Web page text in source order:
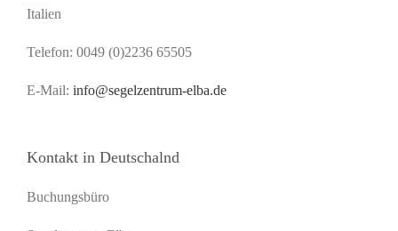
Italien
Telefon: 0049 (0)2236 65505
E-Mail: info@segelzentrum-elba.de
Kontakt in Deutschalnd
Buchungsbüro